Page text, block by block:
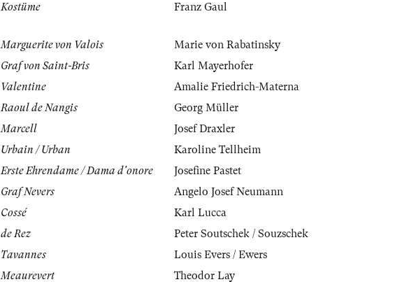
Kostüme
Franz Gaul
Marguerite von Valois
Marie von Rabatinsky
Graf von Saint-Bris
Karl Mayerhofer
Valentine
Amalie Friedrich-Materna
Raoul de Nangis
Georg Müller
Marcell
Josef Draxler
Urbain / Urban
Karoline Tellheim
Erste Ehrendame / Dama d'onore
Josefine Pastet
Graf Nevers
Angelo Josef Neumann
Cossé
Karl Lucca
de Rez
Peter Soutschek / Souzschek
Tavannes
Louis Evers / Ewers
Meaurevert
Theodor Lay